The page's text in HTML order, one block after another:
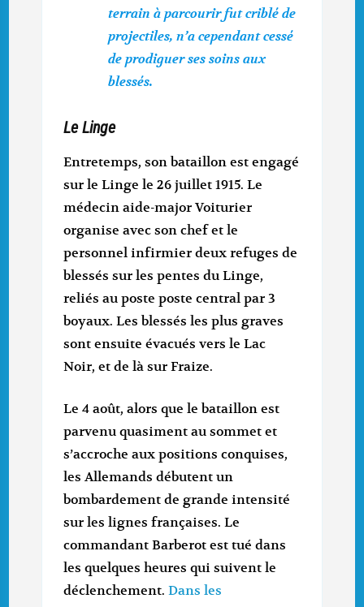
terrain à parcourir fut criblé de
projectiles, n’a cependant cessé
de prodiguer ses soins aux
blessés.
Le Linge
Entretemps, son bataillon est engagé
sur le Linge le 26 juillet 1915. Le
médecin aide-major Voiturier
organise avec son chef et le
personnel infirmier deux refuges de
blessés sur les pentes du Linge,
reliés au poste poste central par 3
boyaux. Les blessés les plus graves
sont ensuite évacués vers le Lac
Noir, et de là sur Fraize.
Le 4 août, alors que le bataillon est
parvenu quasiment au sommet et
s’accroche aux positions conquises,
les Allemands débutent un
bombardement de grande intensité
sur les lignes françaises. Le
commandant Barberot est tué dans
les quelques heures qui suivent le
déclenchement. Dans les